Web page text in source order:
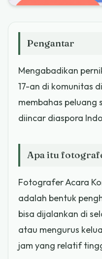
Pengantar
Mengabadikan
17-an di komunitas
membahas peluang
diincar diaspora
Apa itu
Fotografer Acara
adalah bentuk
bisa dijalankan di
atau mengurus
jam yang relatif